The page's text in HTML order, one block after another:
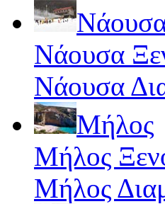
Νάουσα
Νάουσα
Μήλος
Μήλος
Μήλος